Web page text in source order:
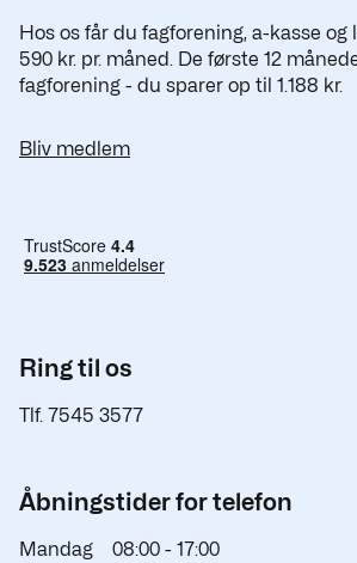
Hos os får du fagforening, a-kasse
590 kr. pr. måned. De første 12
fagforening - du sparer op til 1.188 kr.
Bliv medlem
Ring til os
Tlf. 7545 3577
Åbningstider for telefon
Mandag 08:00 - 17:00